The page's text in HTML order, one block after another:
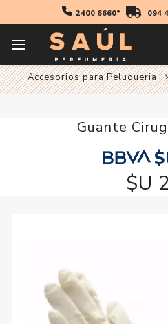
2400 6660* 094
Inicio Accesorios
Accesorios para Peluqueria
Guante
$U